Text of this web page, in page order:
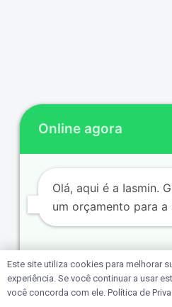
Apresentações
para vender, captar e
Ver
Online agora
Olá, aqui é a Iasmin.
um orçamento para a
Este site utiliza cookies para melhorar
experiência. Se você continuar a usar
você concorda com ele. Política de